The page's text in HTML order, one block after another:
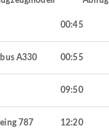
00:45
A330 00:55
09:50
787 12:20